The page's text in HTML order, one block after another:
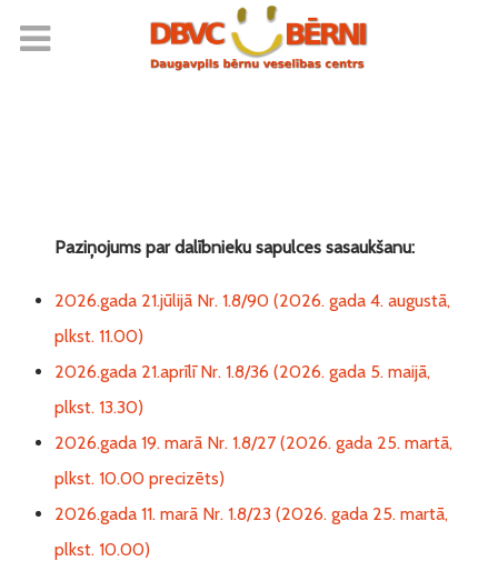
Paziņojums par dalībnieku sapulces sasaukšanu:
2026.gada 21.jūlijā Nr. 1.8/90 (2026. gada 4. augustā,
plkst. 11.00)
2026.gada 21.aprīlī Nr. 1.8/36 (2026. gada 5. maijā,
plkst. 13.30)
2026.gada 19. marā Nr. 1.8/27 (2026. gada 25. martā,
plkst. 10.00 precizēts)
2026.gada 11. marā Nr. 1.8/23 (2026. gada 25. martā,
plkst. 10.00)